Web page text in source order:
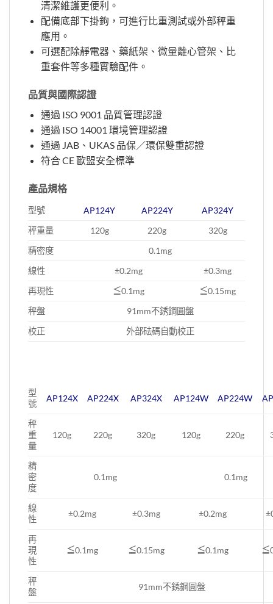
清潔維護更便利。
配備底部下掛鉤，可進行比重測試或外部秤重
應用。
可選配除靜電器、藥紙架、微量離心管架、比
重套件等多種實驗配件。
品質與國際認證
通過 ISO 9001 品質管理認證
通過 ISO 14001 環境管理認證
通過 JAB、UKAS 品保／環保雙重認證
符合 CE 歐盟安全標準
產品規格
型號 AP124Y AP224Y
AP324Y
秤重量
120g 220g
320g
精密度
0.1mg
線性
±0.2mg
±0.3mg
再現性
≦0.1mg
≦0.15mg
秤盤
91mm不銹鋼圓盤
校正
外部砝碼自動校正
型
號
AP124X AP224X AP324X AP124W AP224W
秤
重
量
120g 220g 320g 120g 220g
精
密
度
0.1mg 0.1mg
線
性
±0.2mg ±0.3mg ±0.2mg
再
現
性
≦0.1mg ≦0.15mg ≦0.1mg
秤
盤
91mm不銹鋼圓盤